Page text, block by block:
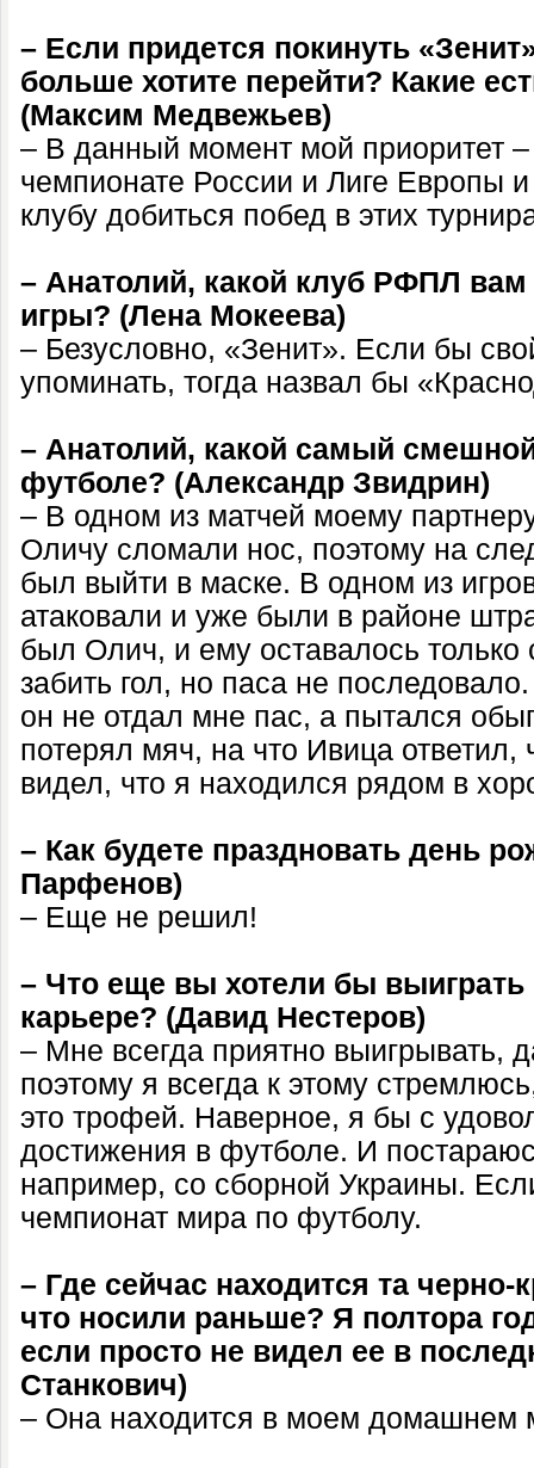
– Если придется покинуть
больше хотите перейти? Какие
(Максим Медвежьев)
– В данный момент мой приоритет
чемпионате России и Лиге Европы
клубу добиться побед в этих
– Анатолий, какой клуб РФПЛ
игры? (Лена Мокеева)
– Безусловно, «Зенит». Если бы
упоминать, тогда назвал бы
– Анатолий, какой самый
футболе? (Александр Звидрин)
– В одном из матчей моему
Оличу сломали нос, поэтому на
был выйти в маске. В одном из
атаковали и уже были в районе
был Олич, и ему оставалось только
забить гол, но паса не
он не отдал мне пас, а пытался
потерял мяч, на что Ивица ответил,
видел, что я находился рядом в
– Как будете праздновать день
Парфенов)
– Еще не решил!
– Что еще вы хотели бы выиграть
карьере? (Давид Нестеров)
– Мне всегда приятно выигрывать,
поэтому я всегда к этому
это трофей. Наверное, я бы с
достижения в футболе. И
например, со сборной Украины.
чемпионат мира по футболу.
– Где сейчас находится та черно-
что носили раньше? Я полтора
если просто не видел ее в
Станкович)
– Она находится в моем домашнем